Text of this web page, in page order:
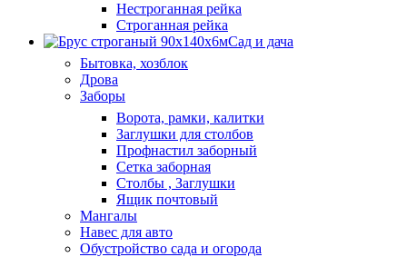
Нестроганная рейка
Строганная рейка
Сад и дача
Бытовка, хозблок
Дрова
Заборы
Ворота, рамки, калитки
Заглушки для столбов
Профнастил заборный
Сетка заборная
Столбы , Заглушки
Ящик почтовый
Мангалы
Навес для авто
Обустройство сада и огорода